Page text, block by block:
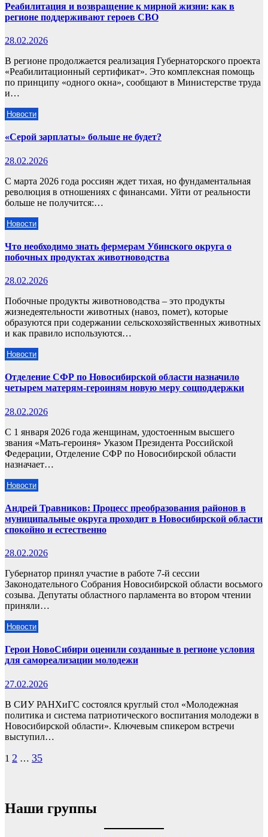
Реабилитация и возвращение к мирной жизни: как в
регионе поддерживают героев СВО
28.02.2026
В регионе продолжается реализация Губернаторского проекта
«Реабилитационный сертификат». Это комплексная помощь
по принципу «одного окна», сообщают в Министерстве труда
и…
Новости
«Серой зарплаты» больше не будет?
28.02.2026
С марта 2026 года россиян ждет тихая, но фундаментальная
революция в отношениях с финансами. Уйти от реальности
больше не получится:…
Новости
Что необходимо знать фермерам Убинского округа о
побочных продуктах животноводства
28.02.2026
Побочные продукты животноводства – это продукты
жизнедеятельности животных (навоз, помет), которые
образуются при содержании сельскохозяйственных животных
и как правило используются…
Новости
Отделение СФР по Новосибирской области назначило
четырем матерям-героиням новую меру соцподдержки
28.02.2026
С 1 января 2026 года женщинам, удостоенным высшего
звания «Мать-героиня» Указом Президента Российской
Федерации, Отделение СФР по Новосибирской области
назначает…
Новости
Андрей Травников: Процесс преобразования районов в
муниципальные округа проходит в Новосибирской области
спокойно и естественно
28.02.2026
Губернатор принял участие в работе 7-й сессии
Законодательного Собрания Новосибирской области восьмого
созыва. Депутаты областного парламента во втором чтении
приняли…
Новости
Герои НовоСибири оценили созданные в регионе условия
для самореализации молодежи
27.02.2026
В СИУ РАНХиГС состоялся круглый стол «Молодежная
политика и система патриотического воспитания молодежи в
Новосибирской области». Ключевым спикером встречи
выступил…
Пагинация
1 2 … 35
Наши группы